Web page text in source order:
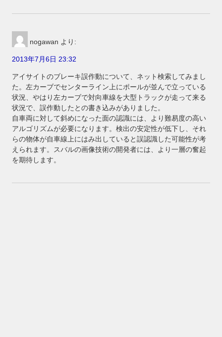
nogawan より:
2013年7月6日 23:32
アイサイトのブレーキ誤作動について、ネット検索してみまし
た。左カーブでセンターライン上にポールが並んで立っている
状況、やはり左カーブで対向車線を大型トラックが走って来る
状況で、誤作動したとの書き込みがありました。
自車両に対して斜めになった面の認識には、より難易度の高い
アルゴリズムが必要になります。検出の安定性が低下し、それ
らの物体が自車線上にはみ出していると誤認識した可能性が考
えられます。スバルの画像技術の開発者には、より一層の奮起
を期待します。